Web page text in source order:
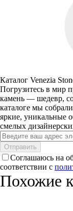
Каталог Venezia
Погрузитесь в мир
камень — шедевр,
каталоге мы
яркие, уникальные
смелых
Отправить
Соглашаюсь на
соответствии с
Похожие